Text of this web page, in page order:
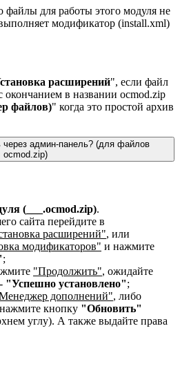
файлы для работы этого модуля не
модификатор (install.xml)
расширений", если файл
окончанием в названии ocmod.zip
файлов)" когда это простой архив
через админ-панель? (для файлов
ocmod.zip)
(___.ocmod.zip).
сайта перейдите в
расширений", или
модификаторов" и нажмите
;
"Продолжить", ожидайте
"Успешно установлено";
дополнений", либо
кнопку "Обновить"
углу). А также выдайте права